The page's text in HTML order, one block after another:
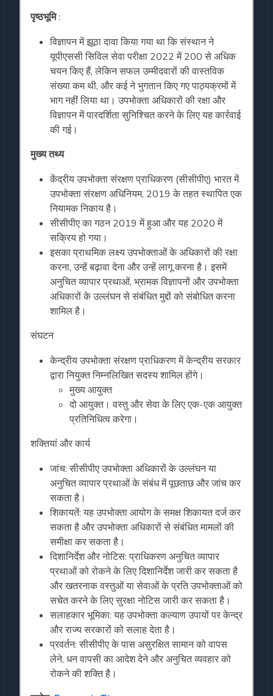
पृष्ठभूमि:
विज्ञापन में झूठा दावा किया गया था कि संस्थान ने
यूपीएससी सिविल सेवा परीक्षा 2022 में 200 से अधिक
चयन किए हैं, लेकिन सफल उम्मीदवारों की वास्तविक
संख्या कम थी, और कई ने भुगतान किए गए पाठ्यक्रमों में
भाग नहीं लिया था। उपभोक्ता अधिकारों की रक्षा और
विज्ञापन में पारदर्शिता सुनिश्चित करने के लिए यह कार्रवाई
की गई।
मुख्य तथ्य
केंद्रीय उपभोक्ता संरक्षण प्राधिकरण (सीसीपीए) भारत में
उपभोक्ता संरक्षण अधिनियम, 2019 के तहत स्थापित एक
नियामक निकाय है।
सीसीपीए का गठन 2019 में हुआ और यह 2020 में
सक्रिय हो गया।
इसका प्राथमिक लक्ष्य उपभोक्ताओं के अधिकारों की रक्षा
करना, उन्हें बढ़ावा देना और उन्हें लागू करना है। इसमें
अनुचित व्यापार प्रथाओं, भ्रामक विज्ञापनों और उपभोक्ता
अधिकारों के उल्लंघन से संबंधित मुद्दों को संबोधित करना
शामिल है।
संघटन
केन्द्रीय उपभोक्ता संरक्षण प्राधिकरण में केन्द्रीय सरकार
द्वारा नियुक्त निम्नलिखित सदस्य शामिल होंगे।
मुख्य आयुक्त
दो आयुक्त। वस्तु और सेवा के लिए एक-एक आयुक्त
प्रतिनिधित्व करेगा।
शक्तियां और कार्य
जांच: सीसीपीए उपभोक्ता अधिकारों के उल्लंघन या
अनुचित व्यापार प्रथाओं के संबंध में पूछताछ और जांच कर
सकता है।
शिकायतें: यह उपभोक्ता आयोग के समक्ष शिकायत दर्ज कर
सकता है और उपभोक्ता अधिकारों से संबंधित मामलों की
समीक्षा कर सकता है।
दिशानिर्देश और नोटिस: प्राधिकरण अनुचित व्यापार
प्रथाओं को रोकने के लिए दिशानिर्देश जारी कर सकता है
और खतरनाक वस्तुओं या सेवाओं के प्रति उपभोक्ताओं को
सचेत करने के लिए सुरक्षा नोटिस जारी कर सकता है।
सलाहकार भूमिका: यह उपभोक्ता कल्याण उपायों पर केन्द्र
और राज्य सरकारों को सलाह देता है।
प्रवर्तन: सीसीपीए के पास असुरक्षित सामान को वापस
लेने, धन वापसी का आदेश देने और अनुचित व्यवहार को
रोकने की शक्ति है।